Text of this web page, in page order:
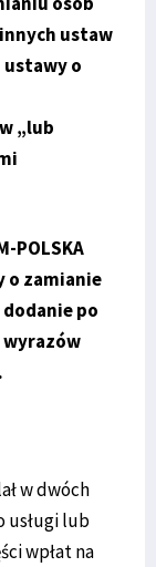
ustaw
o
„lub
POLSKA
o zamianie
po
wyrazów
w dwóch
usługi lub
wpłat na